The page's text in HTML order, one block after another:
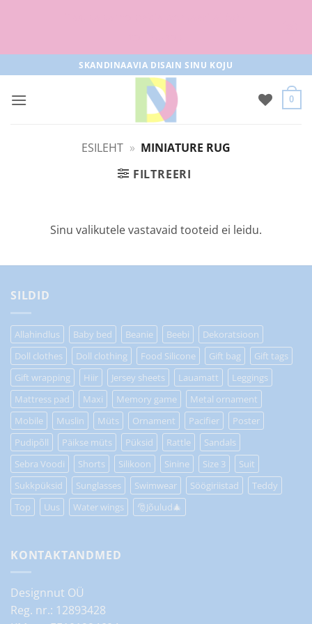
to
content
SKANDINAAVIA DISAIN SINU KOJU
0
ESILEHT » MINIATURE RUG
FILTREERI
Sinu valikutele vastavaid tooteid ei leidu.
SILDID
Allahindlus Baby bed Beanie Beebi
Dekoratsioon
Doll clothes
Doll clothing Food Silicone Gift bag
Gift tags
Gift wrapping
Hiir Jersey sheets Lauamatt
Leggings
Mattress pad
Maxi Memory game
Metal ornament
Mobile
Muslin Müts Ornament Pacifier
Poster
Pudipõll
Päikse müts Püksid Rattle
Sandals
Sebra Voodi
Shorts Silikoon Sinine Size 3
Suit
Sukkpüksid
Sunglasses Swimwear Söögiriistad
Teddy
Top
Uus Water wings 🎅Jõulud🎄
KONTAKTANDMED
Designnut OÜ
Reg. nr.: 12893428